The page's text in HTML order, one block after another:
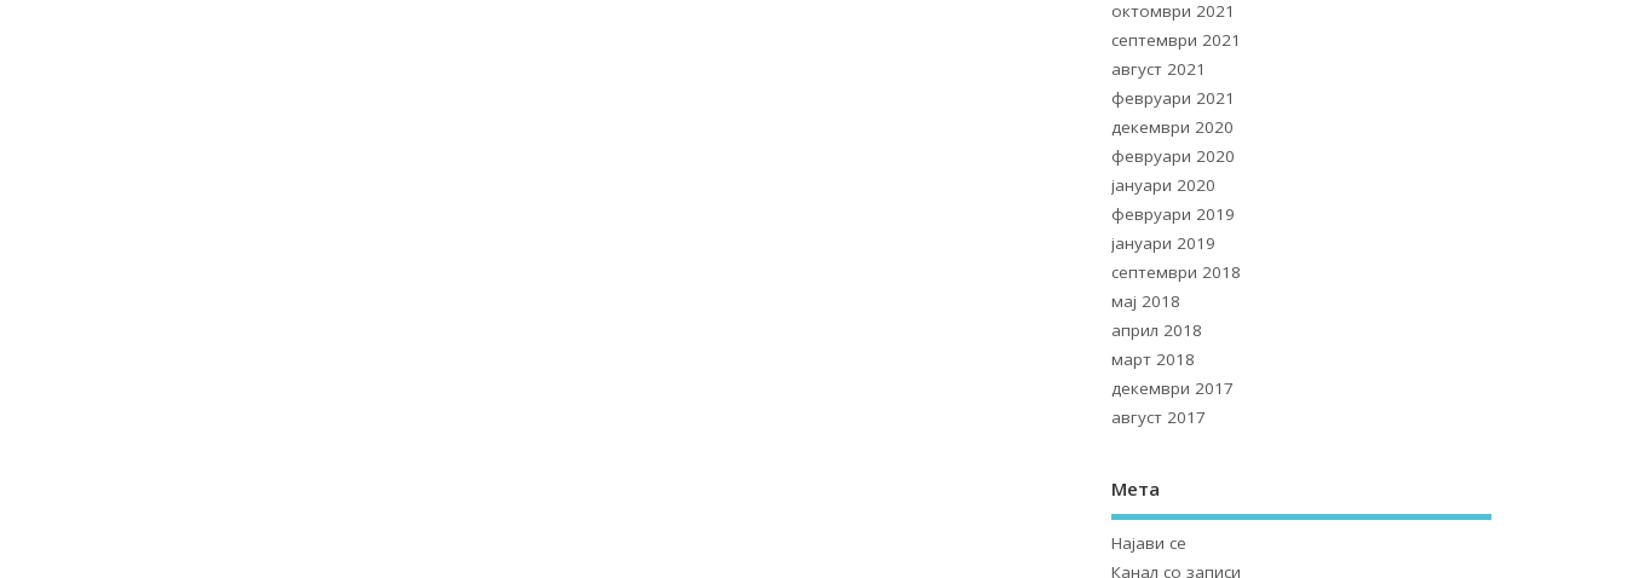
октомври 2021
септември 2021
август 2021
февруари 2021
декември 2020
февруари 2020
јануари 2020
февруари 2019
јануари 2019
септември 2018
мај 2018
април 2018
март 2018
декември 2017
август 2017
Мета
Најави се
Канал со записи